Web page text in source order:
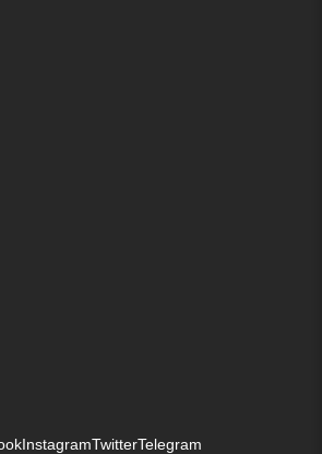
InstagramTwitterTelegram